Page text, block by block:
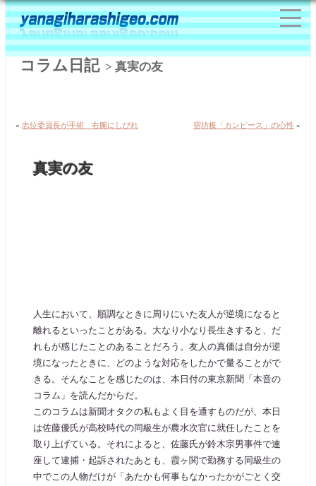
コラム日記> 真実の友
«志位委員長が手術 右腕にしびれ 宿坊板「カンピース」の心性 »
真実の友
人生において、順調なときに周りにいた友人が逆境になると
離れるといったことがある。大なり小なり長生きすると、だ
れもが感じたことのあることだろう。友人の真価は自分が逆
境になったときに、どのような対応をしたかで量ることがで
きる。そんなことを感じたのは、本日付の東京新聞「本音の
コラム」を読んだからだ。
このコラムは新聞オタクの私もよく目を通すものだが、本日
は佐藤優氏が高校時代の同級生が農水次官に就任したことを
取り上げている。それによると、佐藤氏が鈴木宗男事件で連
座して逮捕・起訴されたあとも、霞ヶ関で勤務する同級生の
中でこの人物だけが「あたかも何事もなかったかがごとく交